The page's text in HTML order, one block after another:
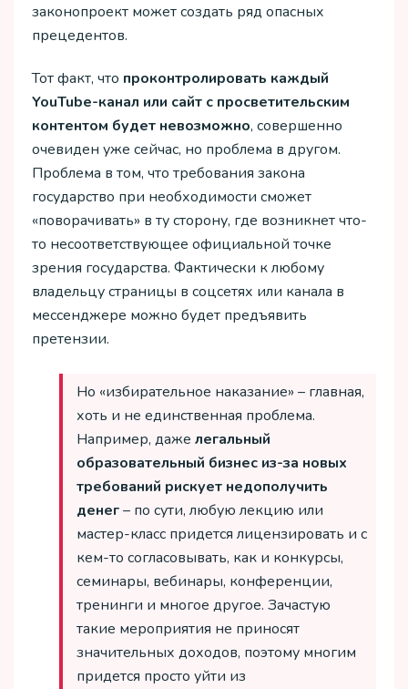
законопроект может создать ряд опасных
прецедентов.
Тот факт, что проконтролировать каждый
YouTube-канал или сайт с просветительским
контентом будет невозможно, совершенно
очевиден уже сейчас, но проблема в другом.
Проблема в том, что требования закона
государство при необходимости сможет
«поворачивать» в ту сторону, где возникнет что-
то несоответствующее официальной точке
зрения государства. Фактически к любому
владельцу страницы в соцсетях или канала в
мессенджере можно будет предъявить
претензии.
Но «избирательное наказание» – главная,
хоть и не единственная проблема.
Например, даже легальный
образовательный бизнес из-за новых
требований рискует недополучить
денег– по сути, любую лекцию или
мастер-класс придется лицензировать и с
кем-то согласовывать, как и конкурсы,
семинары, вебинары, конференции,
тренинги и многое другое. Зачастую
такие мероприятия не приносят
значительных доходов, поэтому многим
придется просто уйти из